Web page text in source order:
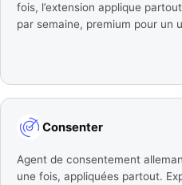
fois, l’extension applique
par semaine, premium pour un
Consenter
Agent de consentement
une fois, appliquées partout.